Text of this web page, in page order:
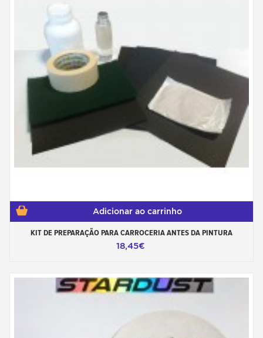
Adicionar ao carrinho
KIT DE PREPARAÇÃO PARA CARROCERIA ANTES DA PINTURA
18,45€